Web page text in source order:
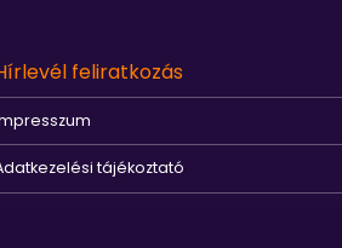
feliratkozás
tájékoztató